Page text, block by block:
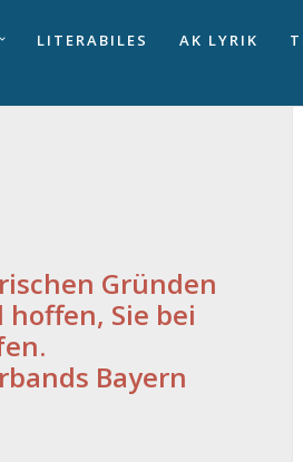
LITERABILES AK LYRIK
Gründen
Sie bei
Bayern